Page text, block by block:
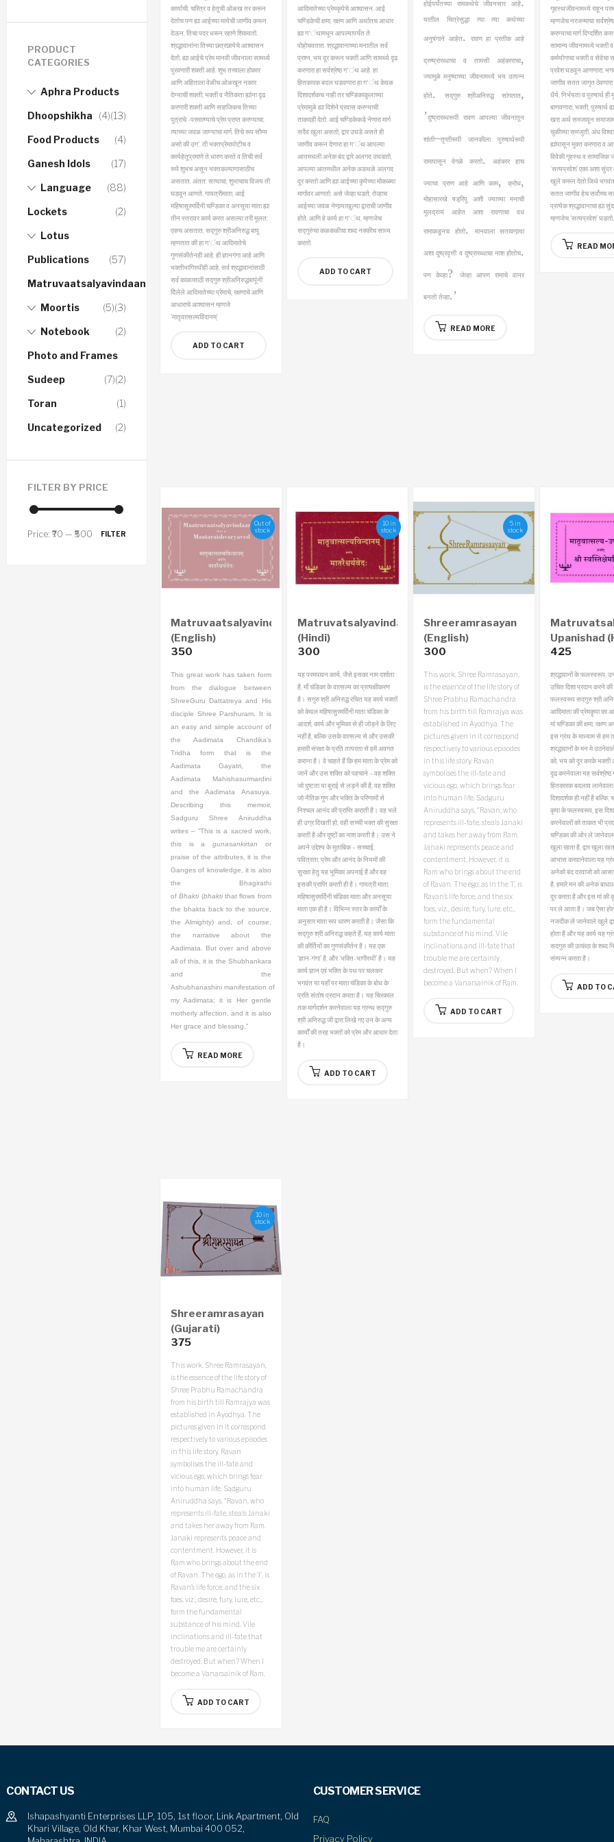
कार्याची, चरित्र व हेतूची ओळख तर करून
देतोच पण ह्या आईच्या मायेची जाणीव करून
देऊन, तिचा पदर धरून रहाणे शिकवतो.
श्रद्धावानांना तिच्या छत्रछायेचे आश्वासन
देतो. ह्या आईचे प्रेम मानवी जीवनाला सामर्थ्य
पुरवणारी शक्ती आहे. शुभ तत्त्वाला होकार
आणि अहिताला वेळीच ओळखून नकार
देण्याची शक्ती; भक्ती व नैतिकता ह्यांना दृढ
करणारी शक्ती आणि साहजिकच तिच्या
पुत्राचे -परमात्म्याचे प्रेम प्राप्त करण्याचा,
त्याच्या जवळ जाण्याचा मार्ग. तिचे रूप सौम्य
असो की उग‘, ती भक्तप्रेमापोटीच व
कार्यहेतूप्रमाणे ते धारण करते व तिची सर्व
रूपे शुभच असून भक्तकल्याणासाठीच
असतात. अंतत: सत्याचा, शुभाचाच विजय ती
घडवून आणते. गायत्रीमाता, आई
महिषासूरमर्दिनी चण्डिका व अनसूया माता ह्या
तीन स्तरावर कार्य करत असल्या तरी मूलत:
एकच असतात. सद्गुरु श्रीअनिरुद्ध बापू
म्हणतात की हा ग‘ंथ आदिमातेचे
गुणसंकीर्तनही आहे, ही ज्ञानगंगा आहे आणि
भक्तीभागिरथीही आहे. सर्व श्रद्धावानांसाठी
सर्व काळासाठी सद्गुरु श्रीअनिरुद्धबापूंनी
दिेलेले आदिमातेच्या प्रेमाचे, रक्षणाचे आणि
आधाराचे आश्‍वासन म्हणजे
‘मातृवात्सल्यविंदानम्’
ADD TO CART
आदिमातेच्या प्रेमकृपेचे आश्वासन. आई
चण्डिकेची क्षमा, रक्षण आणि अर्थातच आधार
ह्या ग‘ंथामधून आपल्यापर्यंत ते
पोहोचवतात. श्रद्धावानाच्या मनातील सर्व
प्रश्‍न, भय दूर करून भक्ती आणि सामर्थ्य दृढ
करणारा हा सर्वश्रेष्ठ ग‘ंथ आहे. हा
हितकारक बदल घडवणारा हा ग‘ंथ केवळ
दिशादर्शकच नाही तर चण्डिकाकुलाच्या
प्रेमामुळे ह्या दिशेने प्रवास करण्याची
ताकदही देतो. आई चण्डिकेकडे नेणारा मार्ग
सदैव खुला असतो, द्वार उघडे असते ही
जाणीव करून देणारा हा ग‘ंथ आपल्या
आतमधली अनेक बंद द्वारे अलगद उघडतो,
आपल्या आतमधील अनेक अडथळे अलगद
दूर करतो आणि ह्या आईच्या कृपेच्या मोकळ्या
मार्गावर आणतो. असे जेव्हा घडते, तेव्हाच
आईच्या जवळ नेणार्‍याखुल्या द्वाराची जाणीव
होते. आणि हे कार्य हा ग‘ंथ, म्हणजेच
सद्गुरुंचा कळकळीचा शब्द नक्कीच साध्य
करतो.
ADD TO CART
होईपर्यंतच्या रामकथेचे जीवनसार आहे
यातील चित्रेसुद्धा त्या त्या कथेच्या
अनुषंगाने आहेत.रावण हा प्रतीक आहे
द्रुष्प्रारब्धाचा व तामसी अहंकाराचा,
ज्यामुळे मनुष्याच्या जीवनामध्ये भय उत्पन्न
होते. सद्‌गुरु श्रीअनिरुद्ध सांगतात,
’दुष्प्रारब्धरूपी रावण आपल्या जीवनातून
शांती–तृप्तीरूपी जानकीला पुरुषार्थरूपी
रामापासून वेगळे करतो. अहंकार हाच
ज्याचा प्राण आहे आणि काम, क्रोध,
मोहासारखे षड्‌रिपू अशी ज्याच्या मनाची
मूलद्रव्यं आहेत अशा रावणाचा वध
रामाकडूनच होतो. मानवाला सतावणार्‍या
अशा दुष्प्रवृत्ती व दुष्प्रारब्धाचा नाश होतोच.
पण केव्हा? जेव्हा आपण रामाचे वानर
बनतो तेव्हा.’
READ MORE
गृहस्थजीवनामध्ये राहून
म्हणजेच नरजन्माचा
करण्याचा मार्ग दिग्दर्शित
सामान्य जीवनामध्येभक्ती व
कर्मयोगाचा भक्ती व सेवेचा
प्रवेश घडवून आणणारा;
जाणीव सतत जागृत
धैर्य, निर्भयता व पुरुषार्थ
बाणवणारा. भक्ती, पुरुषार्थ
खरा अर्थ समजावून
चुकीच्या समजुती, अंध
ह्यांपासून मुक्त करणारा व
विवेकी गृहस्थ व सामाजिक
‘सत्यप्रवेश’ एका अशा सुंदर
खुले करून देतो जिथे
सतत जाणीव हेच सर्वोच्च
प्रत्येक श्रद्धावानाचा ह्या
म्हणजेच ‘सत्यप्रवेश’ घडतो.
READ
Out of
stock
Matruvaatsalyavindaanam
(English)
350
This great work has taken form
from the dialogue between
ShreeGuru Dattatreya and His
disciple Shree Parshuram. It is
an easy and simple account of
the Aadimata Chandika’s
Tridha form that is the
Aadimata Gayatri, the
Aadimata Mahishasurmardini
and the Aadimata Anasuya.
Describing this memoir,
Sadguru Shree Aniruddha
writes – “This is a sacred work,
this is agunasankirtan or
praise of the attributes, it is the
Ganges of knowledge, it is also
the Bhagirathi
ofBhakti(bhaktithat flows from
the bhakta back to the source,
the Almighty) and, of course,
the narrative about the
Aadimata. But over and above
all of this, it is the Shubhankara
and the
Ashubhanashinimanifestation of
my Aadimata; it is Her gentle
motherly affection, and it is also
Her grace and blessing.”
READ MORE
10 in
stock
Matruvatsalyavindanam
(Hindi)
300
यह परमपावन कार्य, जैसे इसका नाम दर्शाता
है, माँ चंडिका के वात्सल्य का प्रत्यक्षीकरण
है। सगुरु श्री अनिरुद्ध रचित यह कार्य भक्तों
को केवल महिषासुरमर्दिनी माता चंडिका के
आदर्श, कार्य और भूमिका से ही जोड़ने के लिए
नहीं है, बल्कि उसके वात्सल्य से और उसकी
हमारी संरक्षा के प्रति तत्परता से हमें अवगत
कराना है। वे चाहते हैं कि हम माता के प्रेम को
जानें और उस शक्ति को पहचाने – वह शक्ति
जो दुष्टता या बुराई से लड़ने की है, वह शक्ति
जो नैतिक गुण और भक्ति के परिणामों से
निश्चल आनंद की प्राप्ति कराती है। वह भले
ही उग्र दिखती हो, वही सच्ची भक्त की सुरक्षा
करती है और दुष्टों का नाश करती है। उस ने
अपने उद्देश्य के मुताबिक – सच्चाई,
पवित्रता, प्रेम और आनंद के नियमों की
सुरक्षा हेतु यह भूमिका अपनाई है और वह
इसकी प्राप्ति करती ही है। गायत्री माता,
महिषासुरमर्दिनी चंडिका माता और अनसूया
माता एक ही है। विभिन्न स्तर के कार्यों के
अनुसार माता रूप धारण करती है। जैसा कि
सद्गुरु श्री अनिरुद्ध कहते हैं, यह कार्य माता
की कीर्तियों का गुणसंकीर्तन है। यह एक
‘ज्ञान-गंगा’ है, और ‘भक्ति-भागीरथी’ है। यह
कार्य ज्ञान एवं भक्ति के पथ पर चलकर
भगवंत या यहाँ पर माता चंडिका के बोध के
प्रति संतोष प्रदान करता है। यह चिरकाल
तक मार्गदर्शन करनेवाला यह ग्रन्थ सद्गुरु
श्री अनिरुद्ध जी द्वारा लिखे गए उन के अन्य
कार्यों की तरह भक्तों को प्रेम और आधार देता
है।
ADD TO CART
5 in
stock
Shreeramrasayan
(English)
300
This work, Shree Ramrasayan,
is the essence of the life story of
Shree Prabhu Ramachandra
from his birth till Ramrajya was
established in Ayodhya. The
pictures given in it correspond
respectively to various episodes
in this life story. Ravan
symbolises the ill-fate and
vicious ego, which brings fear
into human life. Sadguru
Aniruddha says, “Ravan, who
represents ill-fate, steals Janaki
and takes her away from Ram.
Janaki represents peace and
contentment. However, it is
Ram who brings about the end
of Ravan. The ego, as in the ‘I’, is
Ravan’s life force, and the six
foes, viz., desire, fury, lure, etc.,
form the fundamental
substance of his mind. Vile
inclinations and ill-fate that
trouble me are certainly
destroyed. But when? When I
become a Vanarsainik of Ram.
ADD TO CART
Upanishad
425
श्रद्धावानों के फलस्वरूप,
उचित दिशा प्रदान करने
फलस्वरूप सदगुरु श्री
आदिमाता की प्रेमकॄपा का
मां चण्डिका की क्षमा, रक्षण
इस ग्रंथ के माध्याम से हम
श्रद्धावानों के मन मे
को, भय को दूर करके भक्ती
दृढ करनेवाला यह
हितकारक बदलाव
दिशादर्शक ही नहीं है
कृपा के फलस्वरूप, इस
करनेवालों को ताकत भी
चण्डिका की ओर ले
खुला रहता है, द्वार खुला
आभास करवानेवाला यह
अनेको बंद दरवाजो को
है, हमारे मन की अनेक
दूर करता है और इस मां की
पर ले आता है। जब ऐसा
नजदीक ले जानेवाले खुले
होता है और यह कार्य यह
सदगुरु की उत्कंठा के शब्द
संम्पन्न करता है।
ADD TO
10 in
stock
Shreeramrasayan
(Gujarati)
375
This work, Shree Ramrasayan,
is the essence of the life story of
Shree Prabhu Ramachandra
from his birth till Ramrajya was
established in Ayodhya. The
pictures given in it correspond
respectively to various episodes
in this life story. Ravan
symbolises the ill-fate and
vicious ego, which brings fear
into human life. Sadguru
Aniruddha says, “Ravan, who
represents ill-fate, steals Janaki
and takes her away from Ram.
Janaki represents peace and
contentment. However, it is
Ram who brings about the end
of Ravan. The ego, as in the ‘I’, is
Ravan’s life force, and the six
foes, viz., desire, fury, lure, etc.,
form the fundamental
substance of his mind. Vile
inclinations and ill-fate that
trouble me are certainly
destroyed. But when? When I
become a Vanarsainik of Ram.
ADD TO CART
PRODUCT
CATEGORIES
Aphra Products
(13)
Dhoopshikha (4)
Food Products (4)
Ganesh Idols (17)
Language (88)
Lockets (2)
Lotus
Publications (57)
Matruvaatsalyavindaanam
(3)
Moortis (5)
Notebook (2)
Photo and Frames
(2)
Sudeep (7)
Toran (1)
Uncategorized (2)
FILTER BY PRICE
FILTER
Price: ₹70 — ₹500
CONTACT US
Ishapashyanti Enterprises LLP, 105, 1st floor, Link Apartment, Old
Khari Village, Old Khar, Khar West, Mumbai 400 052,
CUSTOMER SERVICE
FAQ
Privacy Policy